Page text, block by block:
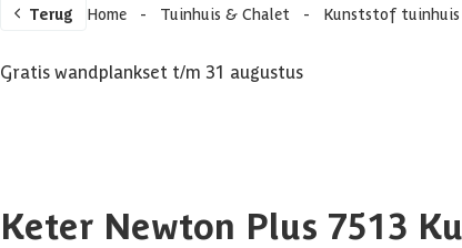
Terug Home - Tuinhuis & Chalet - Kunststof tuinhuis
Gratis wandplankset t/m 31 augustus
Keter Newton Plus 7513